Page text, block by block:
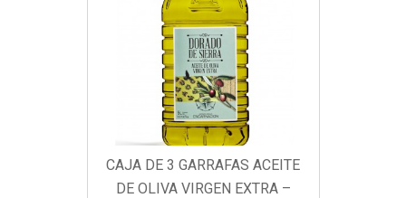
CAJA DE 3 GARRAFAS ACEITE
DE OLIVA VIRGEN EXTRA –